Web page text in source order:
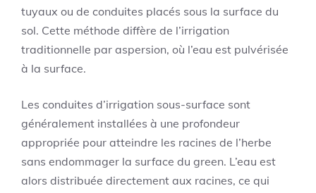
tuyaux ou de conduites placés sous la surface du
sol. Cette méthode diffère de l’irrigation
traditionnelle par aspersion, où l’eau est pulvérisée
à la surface.
Les conduites d’irrigation sous-surface sont
généralement installées à une profondeur
appropriée pour atteindre les racines de l’herbe
sans endommager la surface du green. L’eau est
alors distribuée directement aux racines, ce qui